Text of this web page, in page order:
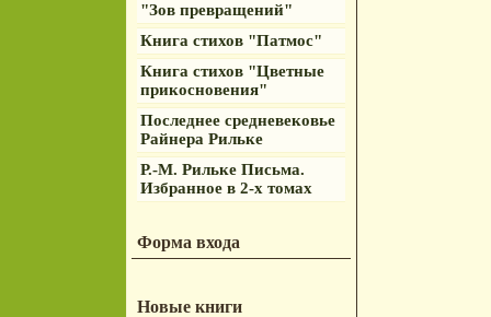
"Зов превращений"
Книга стихов "Патмос"
Книга стихов "Цветные
прикосновения"
Последнее средневековье
Райнера Рильке
Р.-М. Рильке Письма.
Избранное в 2-х томах
Форма входа
Новые книги